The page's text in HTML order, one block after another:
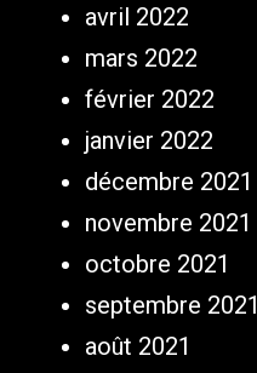
avril 2022
mars 2022
février 2022
janvier 2022
décembre 2021
novembre 2021
octobre 2021
septembre 2021
août 2021